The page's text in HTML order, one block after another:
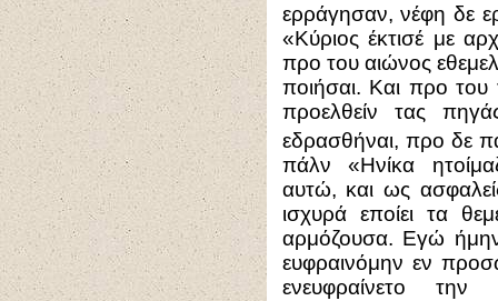
ερράγησαν, νέφη δε
«Κύριος έκτισέ με
προ του αιώνος
ποιήσαι. Και προ
προελθείν τας
εδρασθήναι, προ δε
πάλν «Ηνίκα
αυτώ, και ως
ισχυρά εποίει τα
αρμόζουσα. Εγώ
ευφραινόμην εν
ενευφραίνετο την